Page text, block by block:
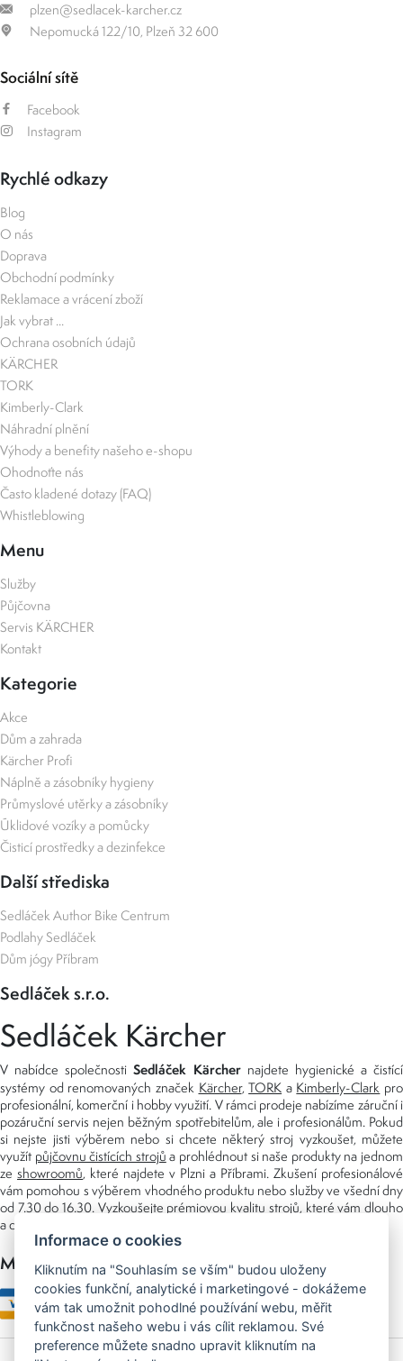
plzen@sedlacek-karcher.cz
Nepomucká 122/10, Plzeň 32 600
Sociální sítě
Facebook
Instagram
Rychlé odkazy
Blog
O nás
Doprava
Obchodní podmínky
Reklamace a vrácení zboží
Jak vybrat ...
Ochrana osobních údajů
KÄRCHER
TORK
Kimberly-Clark
Náhradní plnění
Výhody a benefity našeho e-shopu
Ohodnoťte nás
Často kladené dotazy (FAQ)
Whistleblowing
Menu
Služby
Půjčovna
Servis KÄRCHER
Kontakt
Kategorie
Akce
Dům a zahrada
Kärcher Profi
Náplně a zásobníky hygieny
Průmyslové utěrky a zásobníky
Úklidové vozíky a pomůcky
Čisticí prostředky a dezinfekce
Další střediska
Sedláček Author Bike Centrum
Podlahy Sedláček
Dům jógy Příbram
Sedláček s.r.o.
Sedláček Kärcher
V nabídce společnostiSedláček Kärchernajdete hygienické a čistící
systémy od renomovaných značek Kärcher,TORK a Kimberly-Clark pro
profesionální, komerční i hobby využití. V rámci prodeje nabízíme záruční i
pozáruční servis nejen běžným spotřebitelům, ale i profesionálům. Pokud
si nejste jisti výběrem nebo si chcete některý stroj vyzkoušet, můžete
využít půjčovnu čistících strojů a prohlédnout si naše produkty na jednom
ze showroomů, které najdete v Plzni a Příbrami. Zkušení profesionálové
vám pomohou s výběrem vhodného produktu nebo služby ve všední dny
od 7.30 do 16.30. Vyzkoušejte prémiovou kvalitu strojů, které vám dlouho
a dobře poslouží nejen doma, ale i v zaměstnání.
Možnosti platby
Informace o cookies
Kliknutím na "Souhlasím se vším" budou uloženy
cookies funkční, analytické i marketingové - dokážeme
vám tak umožnit pohodlné používání webu, měřit
funkčnost našeho webu i vás cílit reklamou. Své
preference můžete snadno upravit kliknutím na